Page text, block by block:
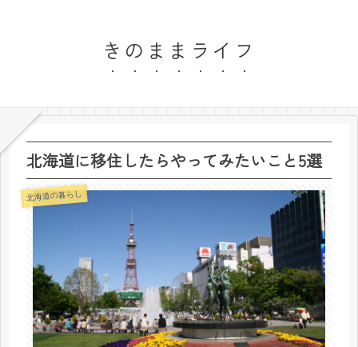
きのままライフ
北海道に移住したらやってみたいこと5選
北海道の暮らし